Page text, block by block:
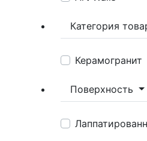
Категория
Керамогранит
Поверхность